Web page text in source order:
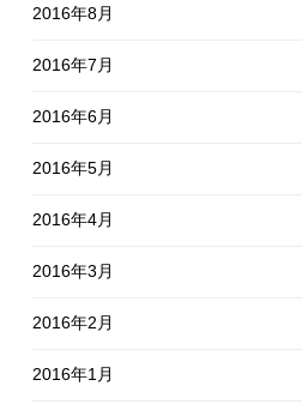
2016年8月
2016年7月
2016年6月
2016年5月
2016年4月
2016年3月
2016年2月
2016年1月